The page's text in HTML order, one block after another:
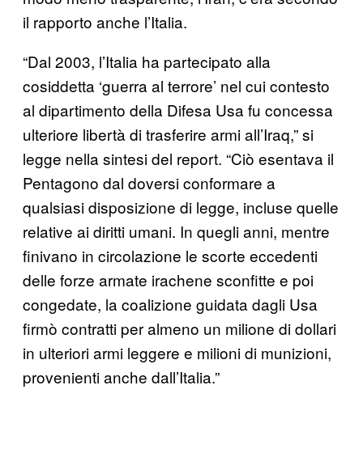
il rapporto anche l’Italia.
“Dal 2003, l’Italia ha partecipato alla
cosiddetta ‘guerra al terrore’ nel cui contesto
al dipartimento della Difesa Usa fu concessa
ulteriore libertà di trasferire armi all’Iraq,” si
legge nella sintesi del report. “Ciò esentava il
Pentagono dal doversi conformare a
qualsiasi disposizione di legge, incluse quelle
relative ai diritti umani. In quegli anni, mentre
finivano in circolazione le scorte eccedenti
delle forze armate irachene sconfitte e poi
congedate, la coalizione guidata dagli Usa
firmò contratti per almeno un milione di dollari
in ulteriori armi leggere e milioni di munizioni,
provenienti anche dall’Italia.”